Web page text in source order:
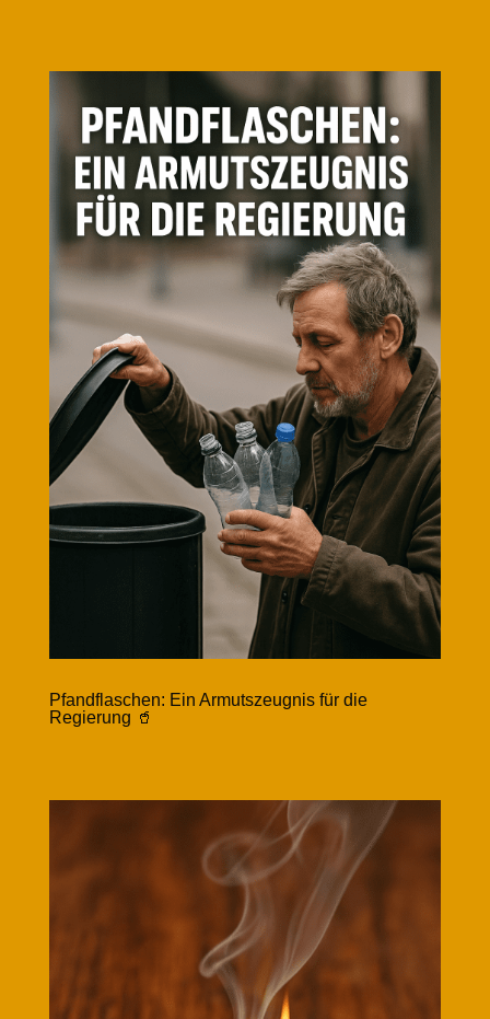
Pfandflaschen: Ein Armutszeugnis für die
Regierung 🥤